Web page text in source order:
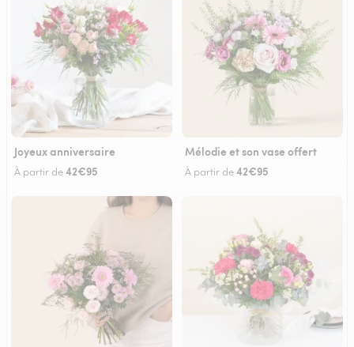
Joyeux anniversaire
À partir de42€95
Mélodie et son vase offert
À partir de42€95